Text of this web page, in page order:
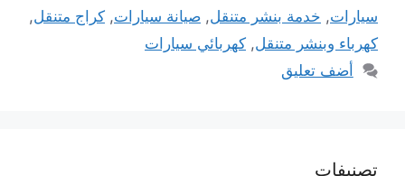
سيارات, خدمة بنشر متنقل, صيانة سيارات, كراج متنقل,
كهرباء وبنشر متنقل, كهربائي سيارات
أضف تعليق
تصنيفات